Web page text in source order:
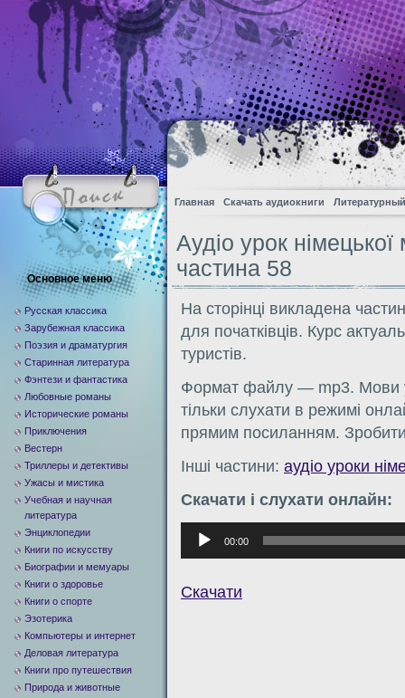
Главная Скачать аудиокниги
Аудіо урок
частина 58
На сторінці викладена
для початківців. Курс
туристів.
Формат файлу — mp3. Мови
тільки слухати в режимі
прямим посиланням.
Інші частини: аудіо уроки
Скачати і слухати онлайн:
Аудиоплеер
00:00
Скачати
Основное меню
Русская классика
Зарубежная классика
Поэзия и драматургия
Старинная литература
Фэнтези и фантастика
Любовные романы
Исторические романы
Приключения
Вестерн
Триллеры и детективы
Ужасы и мистика
Учебная и научная
литература
Энциклопедии
Книги по искусству
Биографии и мемуары
Книги о здоровье
Книги о спорте
Эзотерика
Компьютеры и интернет
Деловая литература
Книги про путешествия
Природа и животные